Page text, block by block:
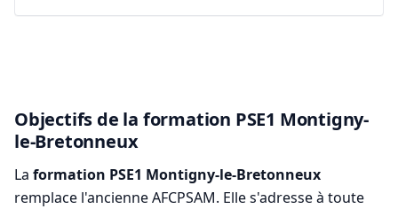
Objectifs de la formation PSE1 Montigny-
le-Bretonneux
La formation PSE1 Montigny-le-Bretonneux
remplace l'ancienne AFCPSAM. Elle s'adresse à toute